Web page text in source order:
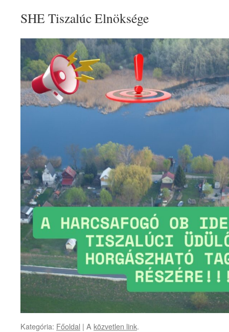
SHE Tiszalúc Elnöksége
Kategória: Főoldal | A közvetlen link.